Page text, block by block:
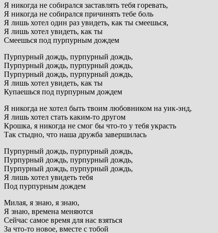
Я никогда не собирался заставлять тебя горевать,
Я никогда не собирался причинять тебе боль
Я лишь хотел один раз увидеть, как ты смеешься,
Я лишь хотел увидеть, как ты
Смеешься под пурпурным дождем
Пурпурный дождь, пурпурный дождь,
Пурпурный дождь, пурпурный дождь,
Пурпурный дождь, пурпурный дождь,
Я лишь хотел увидеть, как ты
Купаешься под пурпурным дождем
Я никогда не хотел быть твоим любовником на уик-энд,
Я лишь хотел стать каким-то другом
Крошка, я никогда не смог бы что-то у тебя украсть
Так стыдно, что наша дружба завершилась
Пурпурный дождь, пурпурный дождь,
Пурпурный дождь, пурпурный дождь,
Пурпурный дождь, пурпурный дождь,
Я лишь хотел увидеть тебя
Под пурпурным дождем
Милая, я знаю, я знаю,
Я знаю, времена меняются
Сейчас самое время для нас взяться
За что-то новое, вместе с тобой